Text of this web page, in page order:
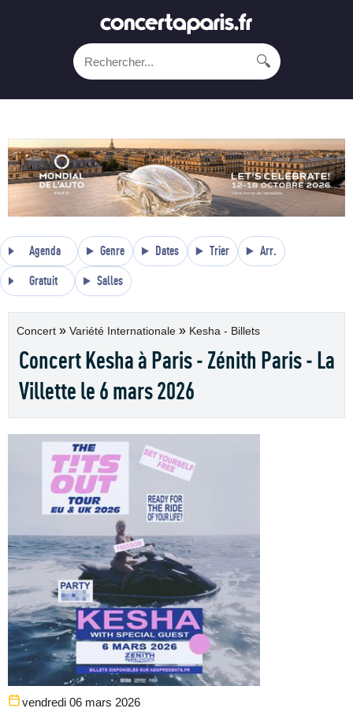
🔍
Agenda Genre Dates Trier Arr.
Gratuit Salles
Concert » Variété Internationale » Kesha - Billets
Concert Kesha à Paris - Zénith Paris - La
Villette le 6 mars 2026
vendredi 06 mars 2026